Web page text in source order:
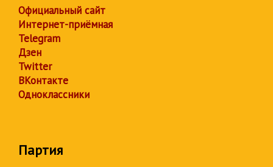
Официальный сайт
Интернет-приёмная
Telegram
Дзен
Twitter
ВКонтакте
Одноклассники
Партия